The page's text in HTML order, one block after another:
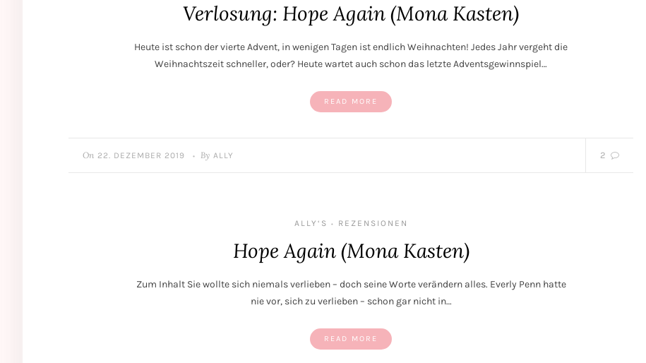
Verlosung: Hope Again (Mona Kasten)
Heute ist schon der vierte Advent, in wenigen Tagen ist endlich Weihnachten! Jedes Jahr vergeht die
Weihnachtszeit schneller, oder? Heute wartet auch schon das letzte Adventsgewinnspiel…
READ MORE
On 22. DEZEMBER 2019 • By ALLY 2
ALLY‘S • REZENSIONEN
Hope Again (Mona Kasten)
Zum Inhalt Sie wollte sich niemals verlieben – doch seine Worte verändern alles. Everly Penn hatte
nie vor, sich zu verlieben – schon gar nicht in…
READ MORE